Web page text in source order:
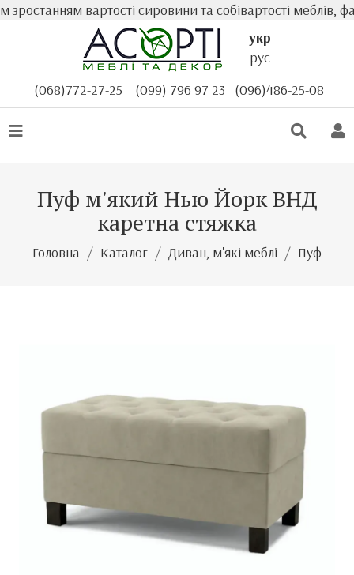
вартості сировини та собівартості меблів,
укр
рус
(068)772-27-25
(099) 796 97 23 (096)486-25-08
Пуф м'який Нью Йорк ВНД
каретна стяжка
Головна Каталог Диван, м'які меблі Пуф